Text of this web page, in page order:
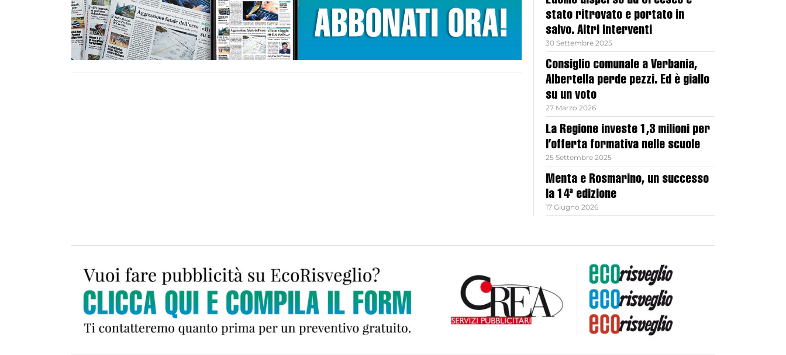
stato ritrovato e portato in
salvo. Altri interventi
30 Settembre 2025
Consiglio comunale a Verbania,
Albertella perde pezzi. Ed è giallo
su un voto
27 Marzo 2026
La Regione investe 1,3 milioni per
l’offerta formativa nelle scuole
25 Settembre 2025
Menta e Rosmarino, un successo
la 14ª edizione
17 Giugno 2026